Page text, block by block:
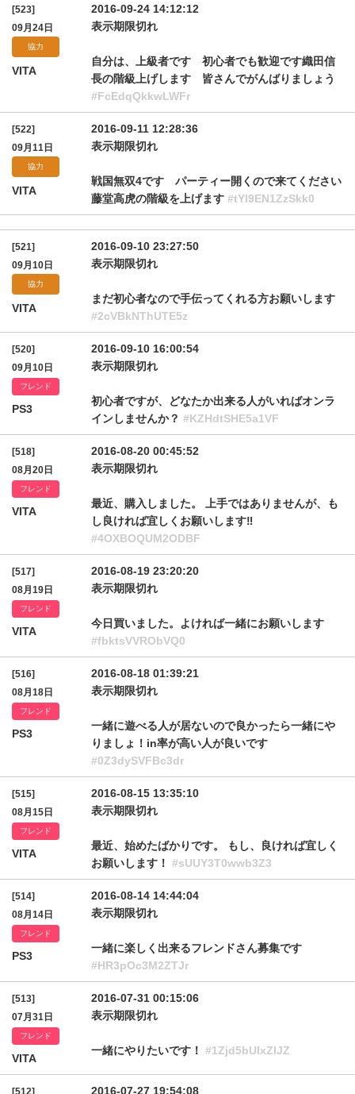
[523]
09月24日
協力
VITA
2016-09-24 14:12:12
表示期限切れ
自分は、上級者です 初心者でも歓迎です織田信
長の階級上げします 皆さんでがんばりましょう
#FcEdqQkkwLWFr
[522]
09月11日
協力
VITA
2016-09-11 12:28:36
表示期限切れ
戦国無双4です パーティー開くので来てください
藤堂高虎の階級を上げます #tYl9EN1ZzSkk0
[521]
09月10日
協力
VITA
2016-09-10 23:27:50
表示期限切れ
まだ初心者なので手伝ってくれる方お願いします
#2cVBkNThUTE5z
[520]
09月10日
フレンド
PS3
2016-09-10 16:00:54
表示期限切れ
初心者ですが、どなたか出来る人がいればオンラ
インしませんか？ #KZHdtSHE5a1VF
[518]
08月20日
フレンド
VITA
2016-08-20 00:45:52
表示期限切れ
最近、購入しました。 上手ではありませんが、も
し良ければ宜しくお願いします‼
#4OXBOQUM2ODBF
[517]
08月19日
フレンド
VITA
2016-08-19 23:20:20
表示期限切れ
今日買いました。よければ一緒にお願いします
#fbktsVVRObVQ0
[516]
08月18日
フレンド
PS3
2016-08-18 01:39:21
表示期限切れ
一緒に遊べる人が居ないので良かったら一緒にや
りましょ！in率が高い人が良いです
#0Z3dySVFBc3dr
[515]
08月15日
フレンド
VITA
2016-08-15 13:35:10
表示期限切れ
最近、始めたばかりです。 もし、良ければ宜しく
お願いします！ #sUUY3T0wwb3Z3
[514]
08月14日
フレンド
PS3
2016-08-14 14:44:04
表示期限切れ
一緒に楽しく出来るフレンドさん募集です
#HR3pOc3M2ZTJr
[513]
07月31日
フレンド
VITA
2016-07-31 00:15:06
表示期限切れ
一緒にやりたいです！ #1Zjd5bUIxZlJZ
[512] 2016-07-27 19:54:08